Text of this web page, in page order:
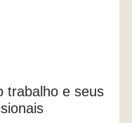
trabalho e seus